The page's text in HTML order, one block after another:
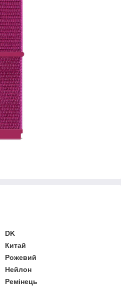
DK
Китай
Рожевий
Нейлон
Ремінець